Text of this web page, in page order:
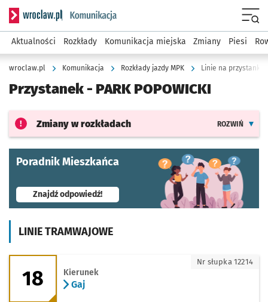
Serwis informacyjny wroclaw.pl podserwis: Komunikacja
Aktualności Rozkłady Komunikacja miejska Zmiany Piesi
wroclaw.pl Komunikacja Rozkłady jazdy MPK Linie na przystanku
Przystanek - PARK POPOWICKI
Zmiany w rozkładach ROZWIŃ
Poradnik Mieszkańca
Znajdź odpowiedź!- otworzy się w nowej karcie
LINIE TRAMWAJOWE
18 - kierunek Gaj
18 Kierunek
Gaj
Nr słupka 12214